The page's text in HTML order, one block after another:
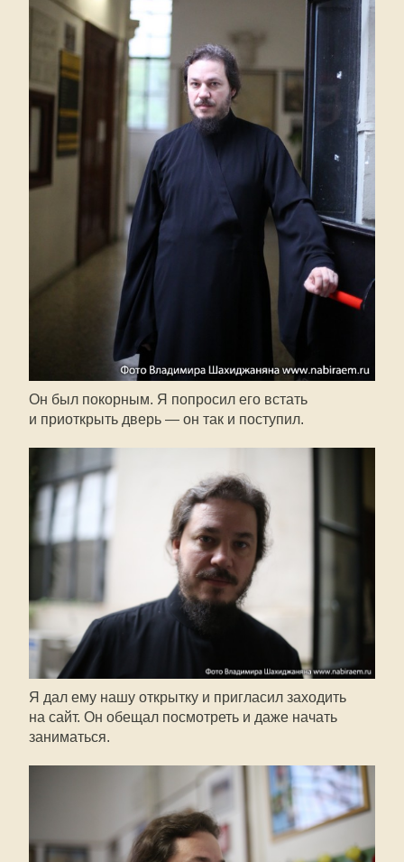
Он был покорным. Я попросил его встать
и приоткрыть дверь — он так и поступил.
Я дал ему нашу открытку и пригласил заходить
на сайт. Он обещал посмотреть и даже начать
заниматься.